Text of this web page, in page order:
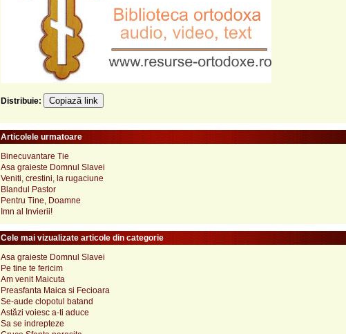
Distribuie: Copiază link
Articolele urmatoare
Binecuvantare Tie
Asa graieste Domnul Slavei
Veniti, crestini, la rugaciune
Blandul Pastor
Pentru Tine, Doamne
Imn al Invierii!
Cele mai vizualizate articole din categorie
Asa graieste Domnul Slavei
Pe tine te fericim
Am venit Maicuta
Preasfanta Maica si Fecioara
Se-aude clopotul batand
Astăzi voiesc a-ti aduce
Sa se indrepteze